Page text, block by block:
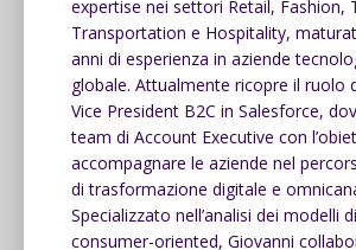
expertise nei settori Retail, Fashion,
Transportation e Hospitality,
anni di esperienza in aziende
globale. Attualmente ricopre il ruolo
Vice President B2C in Salesforce,
team di Account Executive con
accompagnare le aziende nel
di trasformazione digitale e
Specializzato nell’analisi dei modelli
consumer-oriented, Giovanni